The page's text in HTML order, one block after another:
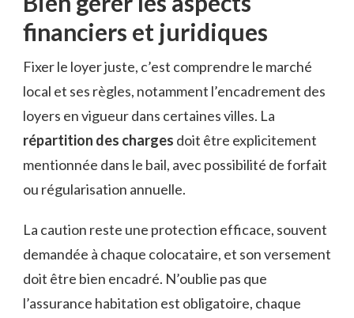
financiers et juridiques
Fixer le loyer juste, c’est comprendre le marché
local et ses règles, notamment l’encadrement des
loyers en vigueur dans certaines villes. La
répartition des charges doit être explicitement
mentionnée dans le bail, avec possibilité de forfait
ou régularisation annuelle.
La caution reste une protection efficace, souvent
demandée à chaque colocataire, et son versement
doit être bien encadré. N’oublie pas que
l’assurance habitation est obligatoire, chaque